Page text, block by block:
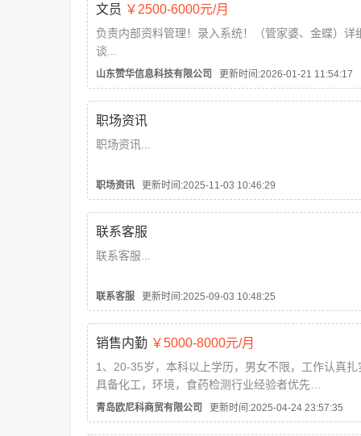
文员 ￥2500-6000元/月
负责内部资料管理！录入系统！（管家婆、金蝶）详
谈...
山东赞华信息科技有限公司 更新时间:2026-01-21 11:54:17
职场资讯
职场资讯...
职场资讯 更新时间:2025-11-03 10:46:29
联系客服
联系客服...
联系客服 更新时间:2025-09-03 10:48:25
销售内勤 ￥5000-8000元/月
1、20-35岁，本科以上学历，男女不限，工作认真扎
具备化工，环境，食药检测行业经验者优先
2、具备良好的沟通本事，职责心强，积极热情，具
创新精神。
青岛欧尼科商贸有限公司 更新时间:2025-04-24 23:57:35